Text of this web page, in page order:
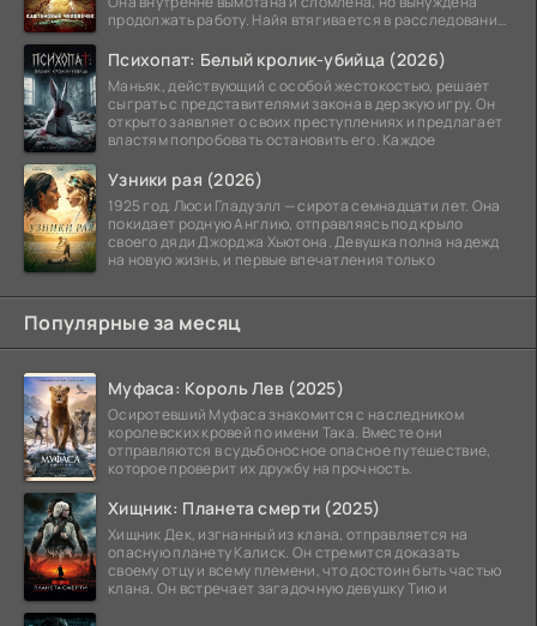
продолжать работу. Найя втягивается в расследование
Психопат: Белый кролик-убийца (2026)
Маньяк, действующий с особой жестокостью, решает
сыграть с представителями закона в дерзкую игру. Он
открыто заявляет о своих преступлениях и предлагает
властям попробовать остановить его. Каждое
Узники рая (2026)
1925 год. Люси Гладуэлл — сирота семнадцати лет. Она
покидает родную Англию, отправляясь под крыло
своего дяди Джорджа Хьютона. Девушка полна надежд
на новую жизнь, и первые впечатления только
Популярные за месяц
Муфаса: Король Лев (2025)
Осиротевший Муфаса знакомится с наследником
королевских кровей по имени Така. Вместе они
отправляются в судьбоносное опасное путешествие,
которое проверит их дружбу на прочность.
Хищник: Планета смерти (2025)
Хищник Дек, изгнанный из клана, отправляется на
опасную планету Калиск. Он стремится доказать
своему отцу и всему племени, что достоин быть частью
клана. Он встречает загадочную девушку Тию и